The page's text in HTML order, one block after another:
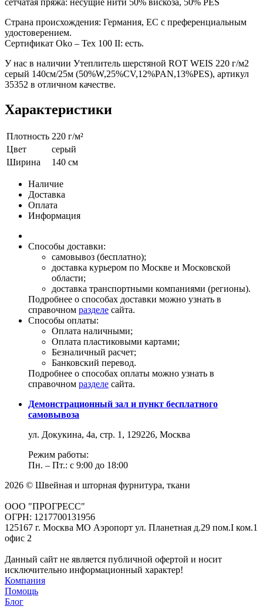
сетчатая пряжа: несущие нити 50% вискоза, 50% РЕS
Страна происхождения: Германия, ЕС с преференциальным
удостоверением.
Сертификат Oko – Tex 100 II: есть.
У нас в наличии Утеплитель шерстяной ROT WEIS 220 г/м2
серый 140см/25м (50%W,25%CV,12%PAN,13%PES), артикул
35352 в отличном качестве.
Характеристики
Плотность 220 г/м²
Цвет
серый
Ширина
140 см
Наличие
Доставка
Оплата
Информация
Способы доставки:
самовывоз (бесплатно);
доставка курьером по Москве и Московской
области;
доставка транспортными компаниями (регионы).
Подробнее о способах доставки можно узнать в
справочном разделе сайта.
Способы оплаты:
Оплата наличными;
Оплата пластиковыми картами;
Безналичный расчет;
Банковский перевод.
Подробнее о способах оплаты можно узнать в
справочном разделе сайта.
Демонстрационный зал и пункт бесплатного
самовывоза
ул. Докукина, 4а, стр. 1, 129226, Москва
Режим работы:
Пн. – Пт.: с 9:00 до 18:00
2026 © Швейная и шторная фурнитура, ткани
ООО "ПРОГРЕСС"
ОГРН: 1217700131956
125167 г. Москва МО Аэропорт ул. Планетная д.29 пом.I ком.1
офис 2
Данный сайт не является публичной офертой и носит
исключительно информационный характер!
Компания
Помощь
Блог